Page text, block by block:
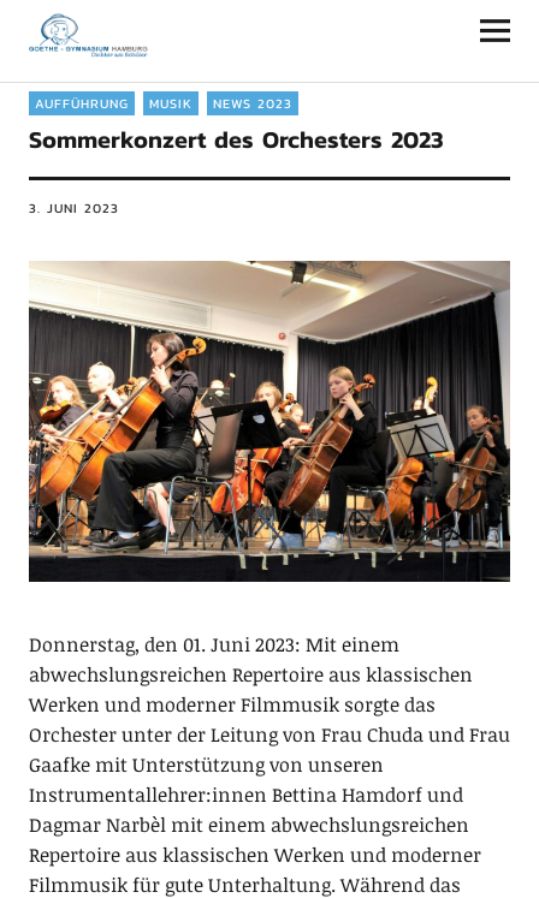
Goethe-Gymnasium Hamburg
AUFFÜHRUNG MUSIK NEWS 2023
Sommerkonzert des Orchesters 2023
3. JUNI 2023
Donnerstag, den 01. Juni 2023: Mit einem
abwechslungsreichen Repertoire aus klassischen
Werken und moderner Filmmusik sorgte das
Orchester unter der Leitung von Frau Chuda und Frau
Gaafke mit Unterstützung von unseren
Instrumentallehrer:innen Bettina Hamdorf und
Dagmar Narbèl mit einem abwechslungsreichen
Repertoire aus klassischen Werken und moderner
Filmmusik für gute Unterhaltung. Während das